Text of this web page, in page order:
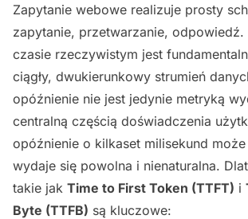
Zapytanie webowe realizuje prosty
zapytanie, przetwarzanie, odpowiedź.
czasie rzeczywistym jest
ciągły, dwukierunkowy strumień
opóźnienie nie jest jedynie metryką
centralną częścią doświadczenia
opóźnienie o kilkaset milisekund
wydaje się powolna i nienaturalna.
takie jak Time to First Token (TTFT) i
Byte (TTFB) są kluczowe: